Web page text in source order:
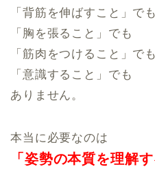
「背筋を伸ばすこと」でも
「胸を張ること」でも
「筋肉をつけること」でも
「意識すること」でも
ありません。
本当に必要なのは
「姿勢の本質を理解す